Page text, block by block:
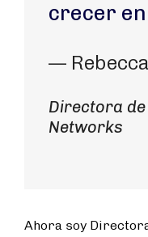
crecer
—
Directora
Networks
Ahora soy